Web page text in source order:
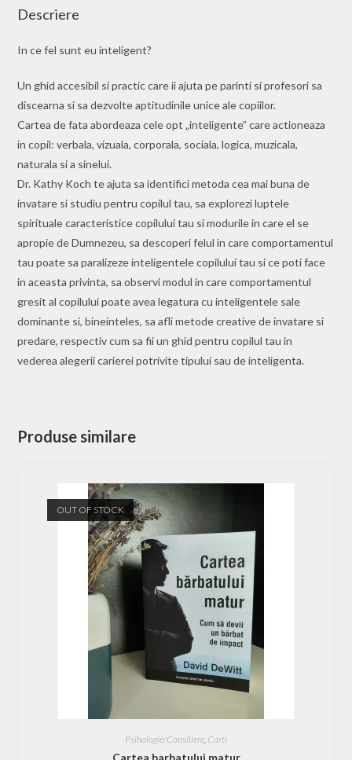
Descriere
In ce fel sunt eu inteligent?
Un ghid accesibil si practic care ii ajuta pe parinti si profesori sa
discearna si sa dezvolte aptitudinile unice ale copiilor.
Cartea de fata abordeaza cele opt „inteligente” care actioneaza
in copil: verbala, vizuala, corporala, sociala, logica, muzicala,
naturala si a sinelui.
Dr. Kathy Koch te ajuta sa identifici metoda cea mai buna de
invatare si studiu pentru copilul tau, sa explorezi luptele
spirituale caracteristice copilului tau si modurile in care el se
apropie de Dumnezeu, sa descoperi felul in care comportamentul
tau poate sa paralizeze inteligentele copilului tau si ce poti face
in aceasta privinta, sa observi modul in care comportamentul
gresit al copilului poate avea legatura cu inteligentele sale
dominante si, bineinteles, sa afli metode creative de invatare si
predare, respectiv cum sa fii un ghid pentru copilul tau in
vederea alegerii carierei potrivite tipului sau de inteligenta.
Produse similare
OUT OF STOCK
Psihologie/Consiliere Carti
Cartea barbatului matur